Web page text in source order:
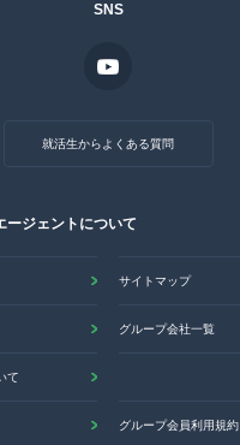
SNS
就活生からよくある質問
ージェントについて
サイトマップ
グループ会社一覧
て
グループ会員利用規約